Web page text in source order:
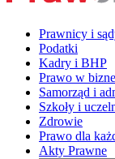
Prawnicy i
Podatki
Kadry i BHP
Prawo w
Samorząd i
Szkoły i
Zdrowie
Prawo dla
Akty Prawne